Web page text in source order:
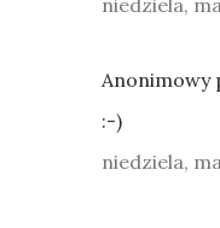
niedziela,
Anonimowy
:-)
niedziela,